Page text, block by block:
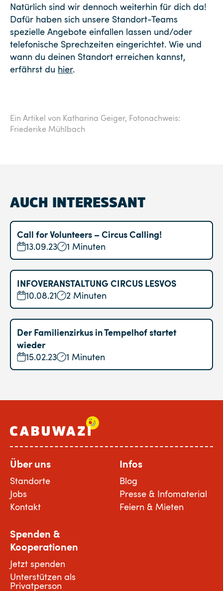
Natürlich sind wir dennoch weiterhin für dich da!
Dafür haben sich unsere Standort-Teams
spezielle Angebote einfallen lassen und/oder
telefonische Sprechzeiten eingerichtet. Wie und
wann du deinen Standort erreichen kannst,
erfährst du hier.
Ein Artikel von Katharina Geiger, Fotonachweis:
Friederike Mühlbach
AUCH INTERESSANT
Call for Volunteers – Circus Calling!
13.09.23 1 Minuten
INFOVERANSTALTUNG CIRCUS LESVOS
10.08.21 2 Minuten
Der Familienzirkus in Tempelhof startet
wieder
15.02.23 1 Minuten
Über uns
Standorte
Jobs
Kontakt
Infos
Blog
Presse & Infomaterial
Feiern & Mieten
Spenden &
Kooperationen
Jetzt spenden
Unterstützen als
Privatperson